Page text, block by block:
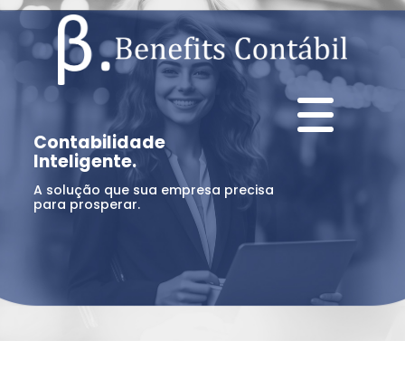
Contabilidade
Inteligente.
A solução que sua empresa precisa
para prosperar.